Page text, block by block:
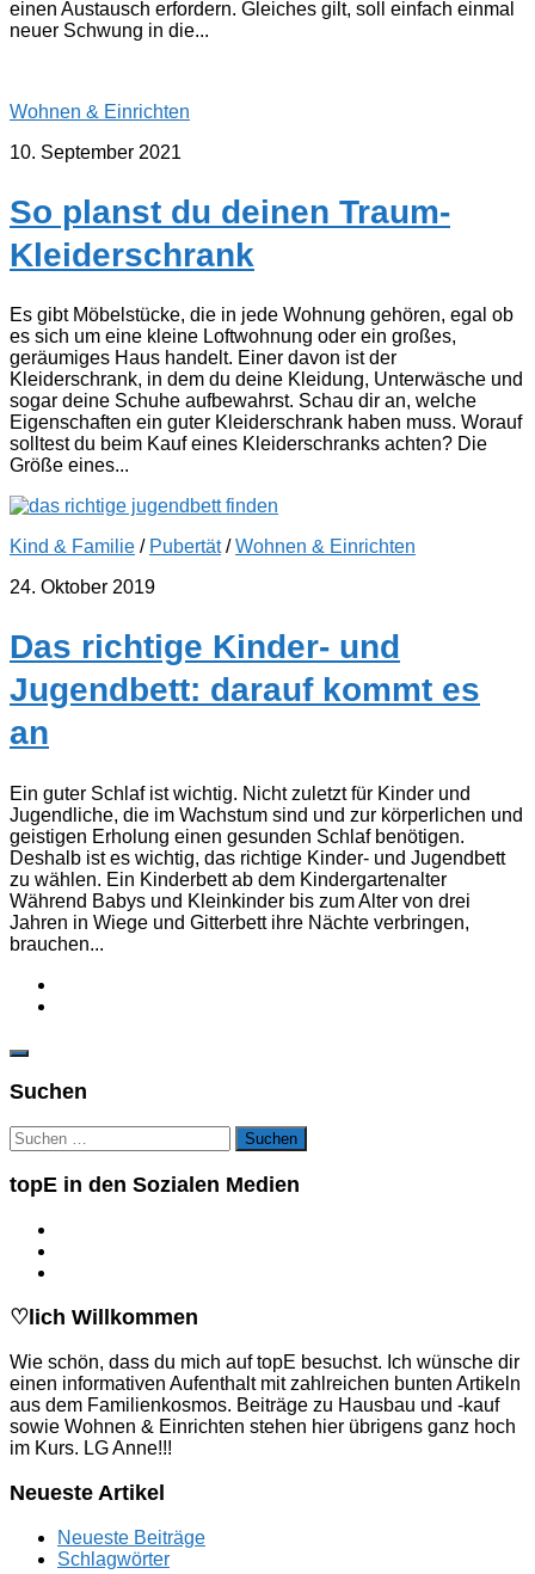
einen Austausch erfordern. Gleiches gilt, soll einfach einmal
neuer Schwung in die...
Wohnen & Einrichten
10. September 2021
So planst du deinen Traum-
Kleiderschrank
Es gibt Möbelstücke, die in jede Wohnung gehören, egal ob
es sich um eine kleine Loftwohnung oder ein großes,
geräumiges Haus handelt. Einer davon ist der
Kleiderschrank, in dem du deine Kleidung, Unterwäsche und
sogar deine Schuhe aufbewahrst. Schau dir an, welche
Eigenschaften ein guter Kleiderschrank haben muss. Worauf
solltest du beim Kauf eines Kleiderschranks achten? Die
Größe eines...
Kind & Familie / Pubertät/Wohnen & Einrichten
24. Oktober 2019
Das richtige Kinder- und
Jugendbett: darauf kommt es
an
Ein guter Schlaf ist wichtig. Nicht zuletzt für Kinder und
Jugendliche, die im Wachstum sind und zur körperlichen und
geistigen Erholung einen gesunden Schlaf benötigen.
Deshalb ist es wichtig, das richtige Kinder- und Jugendbett
zu wählen. Ein Kinderbett ab dem Kindergartenalter
Während Babys und Kleinkinder bis zum Alter von drei
Jahren in Wiege und Gitterbett ihre Nächte verbringen,
brauchen...
Suchen
Suchen
nach:
topE in den Sozialen Medien
♡lich Willkommen
Wie schön, dass du mich auf topE besuchst. Ich wünsche dir
einen informativen Aufenthalt mit zahlreichen bunten Artikeln
aus dem Familienkosmos. Beiträge zu Hausbau und -kauf
sowie Wohnen & Einrichten stehen hier übrigens ganz hoch
im Kurs. LG Anne!!!
Neueste Artikel
Neueste Beiträge
Schlagwörter